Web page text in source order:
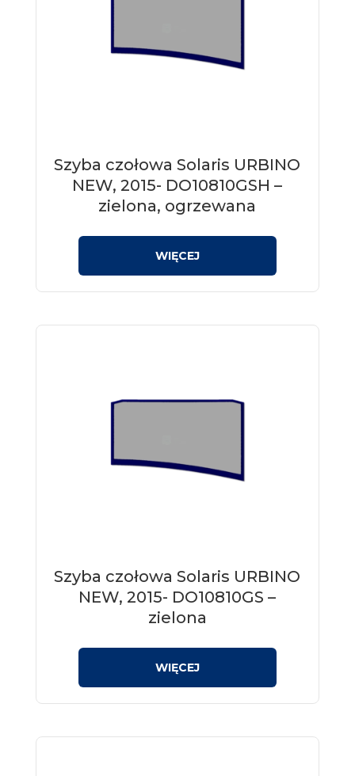
Szyba czołowa Solaris URBINO
NEW, 2015- DO10810GSH –
zielona, ogrzewana
Szyba czołowa Solaris URBINO
NEW, 2015- DO10810GS –
zielona